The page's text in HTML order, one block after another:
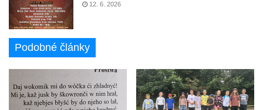
12. 6. 2026
Podobné články